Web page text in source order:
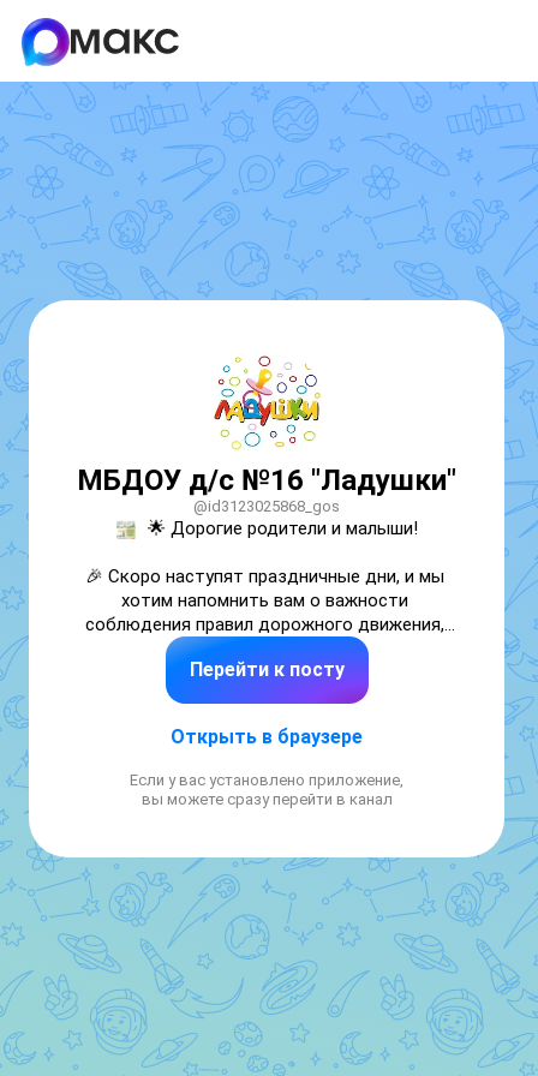
МБДОУ д/с №16 "Ладушки"
@id3123025868_gos
🌟 Дорогие родители и малыши!
🎉 Скоро наступят праздничные дни, и мы
хотим напомнить вам о важности
соблюдения правил дорожного движения,
особенно при использовании средств
индивидуальной мобильности (СИМ)!
несколькими колесами, предназначенные
Правила безопасности для детей:
✅ Средства защиты: шлем, наколенники,
налокотники, светоотражающие элементы
обязательны!
✅ Двигайтесь со скоростью не более 25
км/ч.
✅ Держитесь за руль двумя руками.
Перейти к посту
Открыть в браузере
Если у вас установлено приложение,
вы можете сразу перейти в канал